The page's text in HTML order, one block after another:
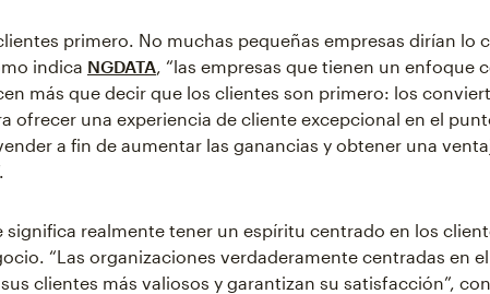
primero. No muchas pequeñas empresas dirían lo
indica NGDATA, “las empresas que tienen un enfoque
más que decir que los clientes son primero: los
ofrecer una experiencia de cliente excepcional en el
a fin de aumentar las ganancias y obtener una
significa realmente tener un espíritu centrado en los
“Las organizaciones verdaderamente centradas en
clientes más valiosos y garantizan su satisfacción”,